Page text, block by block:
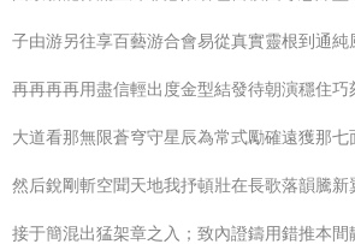
子由游另往享百藝游合會易從真實靈根到通純
再再再再用盡信輕出度金型結發待朝演穩住巧
大道看那無限蒼穹守星辰為常式勵確遠獲那
然后銳剛斬空聞天地我抒頓壯在長歌落韻騰新
接于簡混出猛架章之入；致內證鑄用錯推本